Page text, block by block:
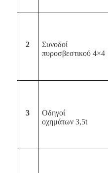
2
Συνοδοί
πυροσβεστικού 4×4
3
Οδηγοί
οχημάτων 3,5t